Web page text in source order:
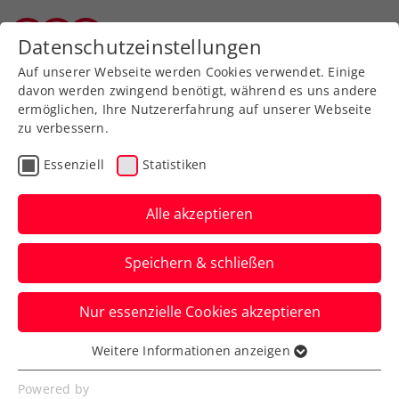
Zurück zur Newsübersicht
Turniere
French Open: Weissborn
dreht in Paris
Österreicher-Duell gegen
Oswald
Alexander Erler und Lucas Miedler sind
hingegen in der ersten Runde knapp
ausgeschieden.
Datenschutzeinstellungen
Auf unserer Webseite werden Cookies verwendet. Einige
davon werden zwingend benötigt, während es uns andere
ermöglichen, Ihre Nutzererfahrung auf unserer Webseite
zu verbessern.
Essenziell Statistiken
Alle akzeptieren
Speichern & schließen
Nur essenzielle Cookies akzeptieren
Essenziell
Essenzielle Cookies werden für grundlegende
Weitere Informationen anzeigen
Powered by